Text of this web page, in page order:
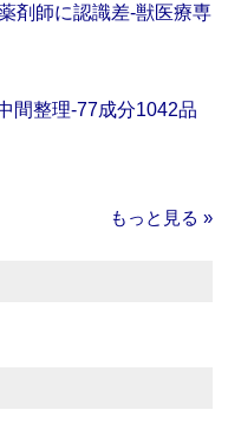
剤師に認識差‐獣医療専
間整理‐77成分1042品
もっと見る »